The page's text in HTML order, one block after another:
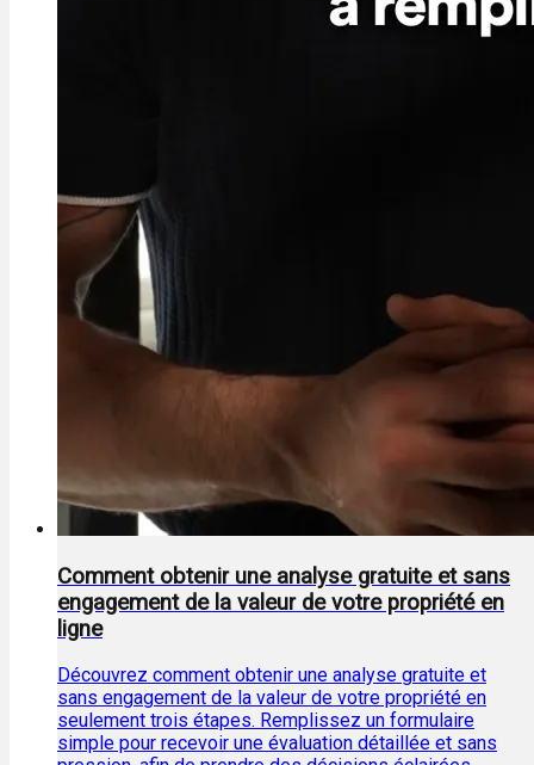
Comment obtenir une analyse gratuite et sans
engagement de la valeur de votre propriété en
ligne
Découvrez comment obtenir une analyse gratuite et
sans engagement de la valeur de votre propriété en
seulement trois étapes. Remplissez un formulaire
simple pour recevoir une évaluation détaillée et sans